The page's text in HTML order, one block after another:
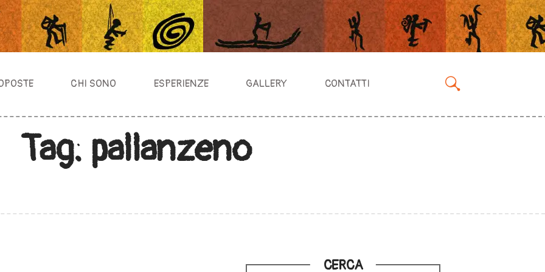
CHI SONO ESPERIENZE GALLERY CONTATTI
Tag: pallanzeno
PROPOSTE
CHI SONO
ESPERIENZE
CONTATTI
CERCA